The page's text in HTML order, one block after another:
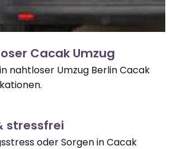
Cacak Umzug
nahtloser Umzug Berlin Cacak
stressfrei
oder Sorgen in Cacak